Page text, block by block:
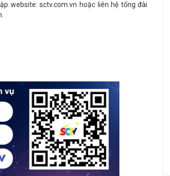
website: sctv.com.vn hoặc liên hệ tổng đài